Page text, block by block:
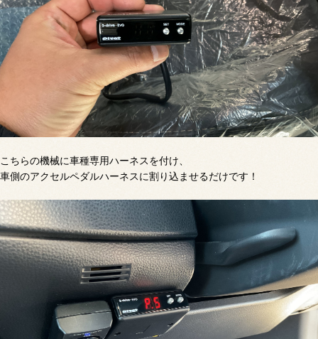
こちらの機械に車種専用ハーネスを付け、
車側のアクセルペダルハーネスに割り込ませるだけです！